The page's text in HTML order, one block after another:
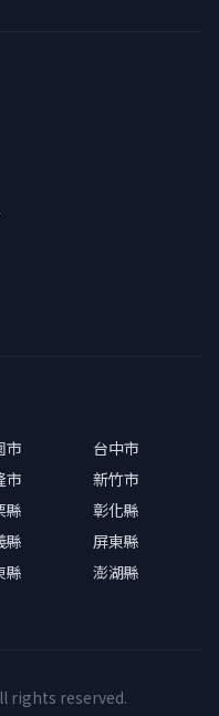
市
台中市
市
新竹市
縣
彰化縣
縣
屏東縣
縣
澎湖縣
rights reserved.